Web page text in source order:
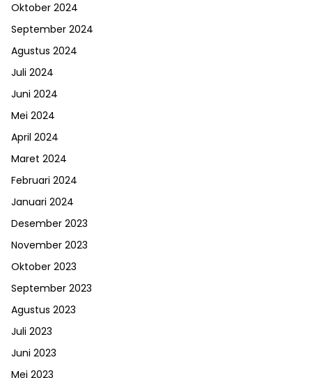
Oktober 2024
September 2024
Agustus 2024
Juli 2024
Juni 2024
Mei 2024
April 2024
Maret 2024
Februari 2024
Januari 2024
Desember 2023
November 2023
Oktober 2023
September 2023
Agustus 2023
Juli 2023
Juni 2023
Mei 2023